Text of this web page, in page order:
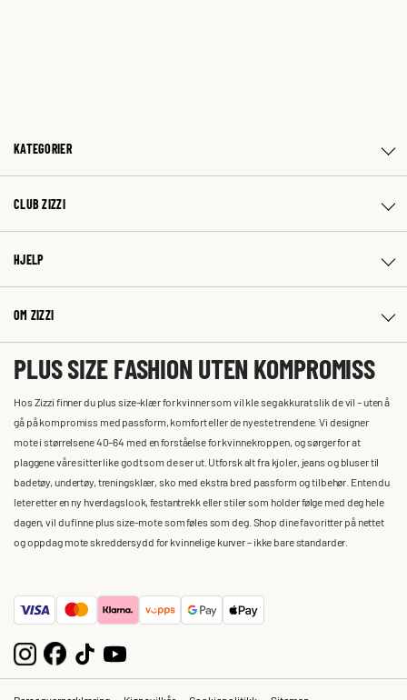
KATEGORIER
CLUB ZIZZI
HJELP
OM ZIZZI
PLUS SIZE FASHION UTEN KOMPROMISS
Hos Zizzi finner du plus size-klær for kvinner som vil kle seg akkurat slik de vil – uten å
gå på kompromiss med passform, komfort eller de nyeste trendene. Vi designer
mote i størrelsene 40–64 med en forståelse for kvinnekroppen, og sørger for at
plaggene våre sitter like godt som de ser ut. Utforsk alt fra kjoler, jeans og bluser til
badetøy, undertøy, treningsklær, sko med ekstra bred passform og tilbehør. Enten du
leter etter en ny hverdagslook, festantrekk eller stiler som holder følge med deg hele
dagen, vil du finne plus size-mote som føles som deg. Shop dine favoritter på nettet
og oppdag mote skreddersydd for kvinnelige kurver – ikke bare standarder.